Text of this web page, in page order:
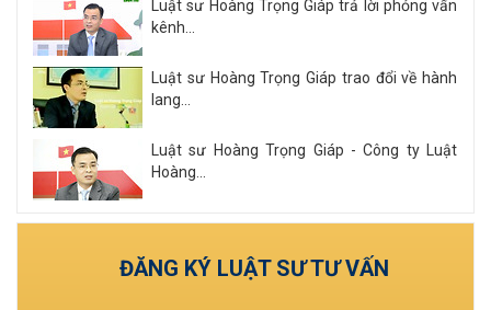
Luật sư Hoàng Trọng Giáp trả lời phỏng vấn
kênh...
Luật sư Hoàng Trọng Giáp trao đổi về hành
lang...
Luật sư Hoàng Trọng Giáp - Công ty Luật
Hoàng...
Xem tất cả
ĐĂNG KÝ LUẬT SƯ TƯ VẤN